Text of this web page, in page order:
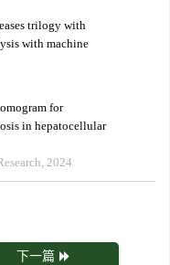
trilogy with
with machine
for
in hepatocellular
2024
下一篇